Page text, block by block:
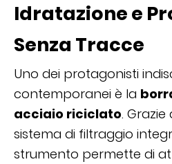
Idratazione e
Senza Tracce
Uno dei protagonisti
contemporanei è la
acciaio riciclato.
sistema di filtraggio
strumento permette di